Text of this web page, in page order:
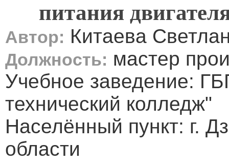
питания
Автор: Китаева
Должность: мастер
Учебное заведение:
технический колледж"
Населённый пункт: г.
области